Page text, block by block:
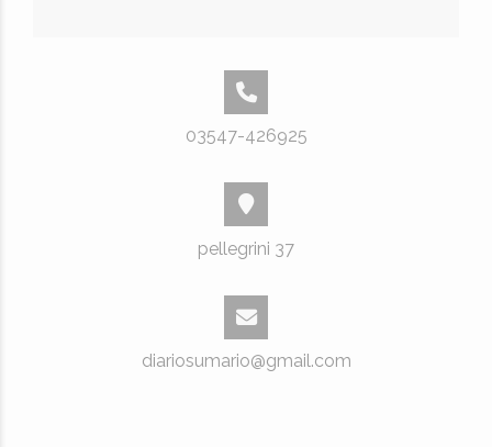
03547-426925
pellegrini 37
diariosumario@gmail.com